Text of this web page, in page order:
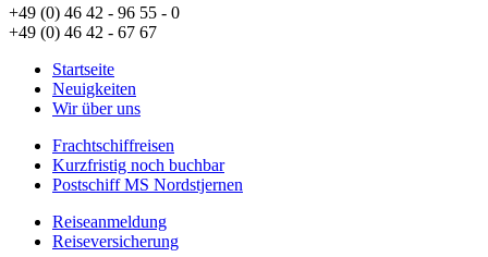
+49 (0) 46 42 - 96 55 - 0
+49 (0) 46 42 - 67 67
Startseite
Neuigkeiten
Wir über uns
Frachtschiffreisen
Kurzfristig noch buchbar
Postschiff MS Nordstjernen
Reiseanmeldung
Reiseversicherung